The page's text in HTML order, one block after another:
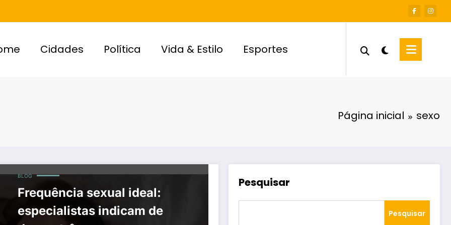
Cidades Política Vida & Estilo Esportes
Página inicial sexo
BLOG
Frequência sexual ideal:
especialistas indicam de
Pesquisar
Pesquisar